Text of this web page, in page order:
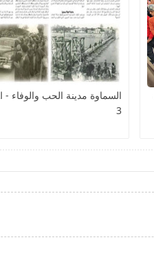
السماوة مدينة الحب والوفاء -
3